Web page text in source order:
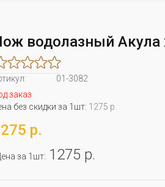
водолазный Акула
01-3082
заказ
без скидки за 1шт: 1275 р.
р.
за 1шт: 1275 р.